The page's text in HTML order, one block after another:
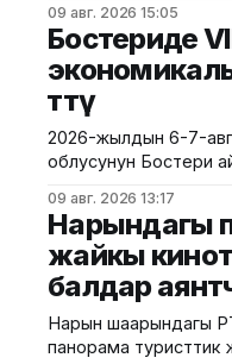
жана
борбордук шакек
жатат. Бул
Билдирүүгө караганда,
— поездди башкаруу
болушу талап
ылдамдап, тормоз
Анын
09 авг. 2026 15:05
Бостериде
өттү
2026-жылдын 6-7-
облусунун Бостери
чара Евразия
жыйынынын
Кыргызстан менен
органдарынын, бизнес
институттарынын
өкүлдөрү катышты. Форумдун биринчи күнүнүн
жыйынтыгында бир
09 авг. 2026 13:17
Нарындагы
жайкы
балдар
Нарын шаарындагы
панорама туристтик